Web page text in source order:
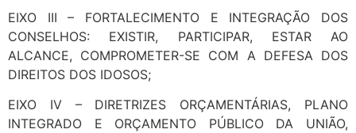
EIXO III – FORTALECIMENTO E INTEGRAÇÃO DOS
CONSELHOS: EXISTIR, PARTICIPAR, ESTAR AO
ALCANCE, COMPROMETER-SE COM A DEFESA DOS
DIREITOS DOS IDOSOS;
EIXO IV – DIRETRIZES ORÇAMENTÁRIAS, PLANO
INTEGRADO E ORÇAMENTO PÚBLICO DA UNIÃO,